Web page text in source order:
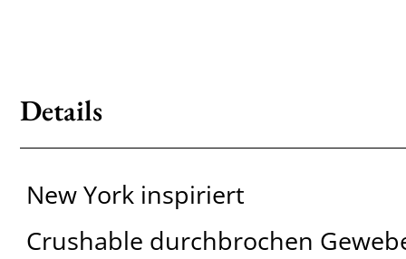
Details
New York inspiriert
Crushable durchbrochen